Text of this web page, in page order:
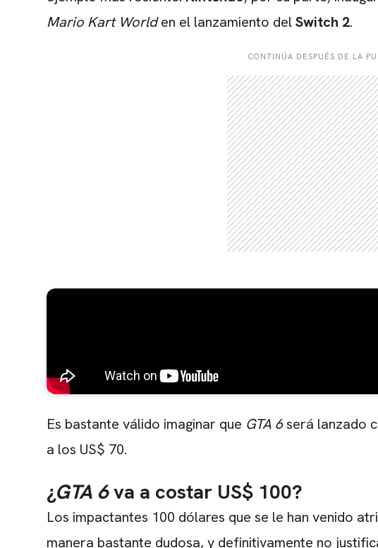
Mario Kart Worlden el lanzamiento delSwitch 2.
CONTINÚA DESPUÉS DE LA
Es bastante válido imaginar que GTA 6será lanzado
a los US$ 70.
¿GTA 6va a costar US$ 100?
Los impactantes 100 dólares que se le han venido
manera bastante dudosa, y definitivamente no